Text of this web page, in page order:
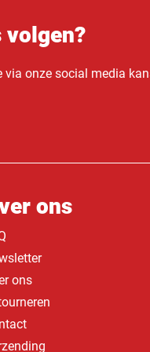
via onze social media
ons
ons